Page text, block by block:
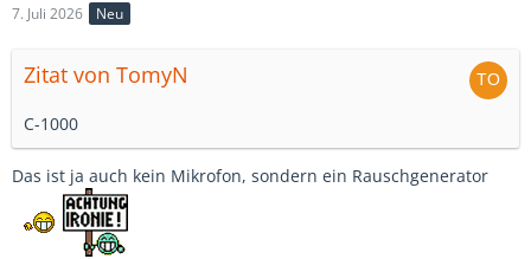
7. Juli 2026 Neu
Zitat von TomyN
C-1000
Das ist ja auch kein Mikrofon, sondern ein Rauschgenerator